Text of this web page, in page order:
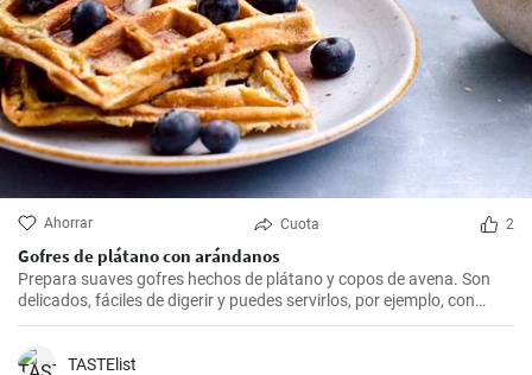
Ahorrar Cuota 2
Gofres de plátano con arándanos
Prepara suaves gofres hechos de plátano y copos de avena. Son
delicados, fáciles de digerir y puedes servirlos, por ejemplo, con
arándanos frescos y sirope de arándanos.
TASTElist